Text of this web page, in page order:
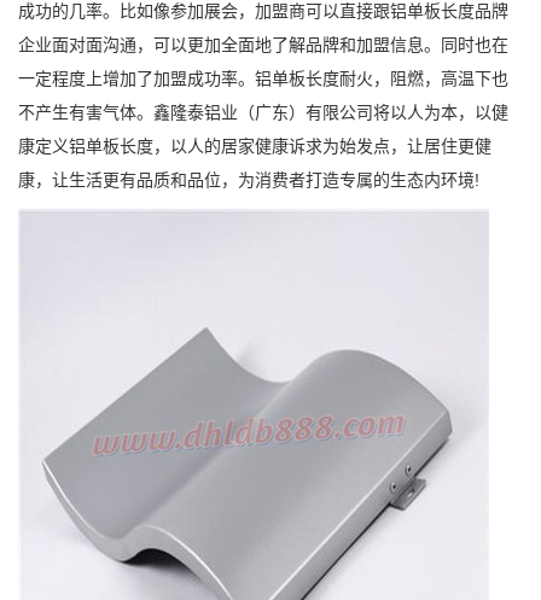
成功的几率。比如像参加展会，加盟商可以直接跟铝单板长度品牌
企业面对面沟通，可以更加全面地了解品牌和加盟信息。同时也在
一定程度上增加了加盟成功率。铝单板长度耐火，阻燃，高温下也
不产生有害气体。鑫隆泰铝业（广东）有限公司将以人为本，以健
康定义铝单板长度，以人的居家健康诉求为始发点，让居住更健
康，让生活更有品质和品位，为消费者打造专属的生态内环境!